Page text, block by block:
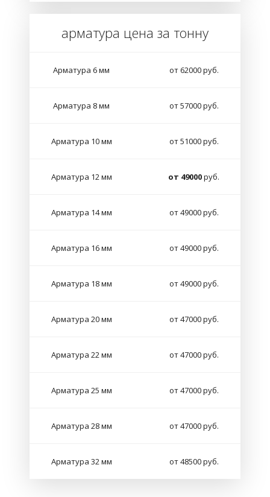
арматура цена за тонну
Арматура 6 мм от 62000 руб.
Арматура 8 мм от 57000 руб.
Арматура 10 мм от 51000 руб.
Арматура 12 мм от 49000руб.
Арматура 14 мм от 49000 руб.
Арматура 16 мм от 49000 руб.
Арматура 18 мм от 49000 руб.
Арматура 20 мм от 47000 руб.
Арматура 22 мм от 47000 руб.
Арматура 25 мм от 47000 руб.
Арматура 28 мм от 47000 руб.
Арматура 32 мм от 48500 руб.